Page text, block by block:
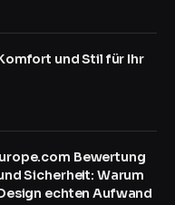
und Stil für Ihr
Bewertung
Sicherheit: Warum
echten Aufwand